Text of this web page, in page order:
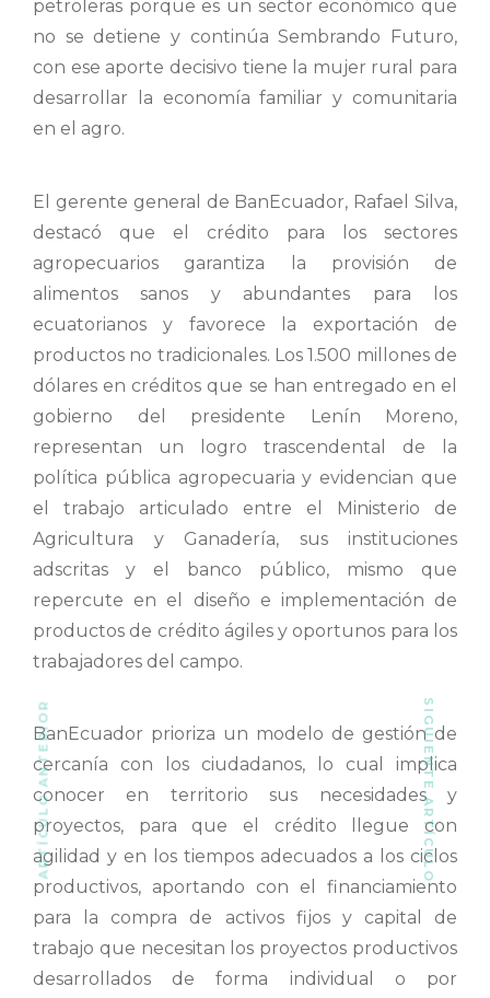
petroleras porque es un sector económico que
no se detiene y continúa Sembrando Futuro,
con ese aporte decisivo tiene la mujer rural para
desarrollar la economía familiar y comunitaria
en el agro.
El gerente general de BanEcuador, Rafael Silva,
destacó que el crédito para los sectores
agropecuarios garantiza la provisión de
alimentos sanos y abundantes para los
ecuatorianos y favorece la exportación de
productos no tradicionales. Los 1.500 millones de
dólares en créditos que se han entregado en el
gobierno del presidente Lenín Moreno,
representan un logro trascendental de la
política pública agropecuaria y evidencian que
el trabajo articulado entre el Ministerio de
Agricultura y Ganadería, sus instituciones
adscritas y el banco público, mismo que
repercute en el diseño e implementación de
productos de crédito ágiles y oportunos para los
trabajadores del campo.
BanEcuador prioriza un modelo de gestión de
cercanía con los ciudadanos, lo cual implica
conocer en territorio sus necesidades y
proyectos, para que el crédito llegue con
agilidad y en los tiempos adecuados a los ciclos
productivos, aportando con el financiamiento
para la compra de activos fijos y capital de
trabajo que necesitan los proyectos productivos
desarrollados de forma individual o por
ARTÍCULO ANTERIOR SIGUIENTE ARTÍCULO